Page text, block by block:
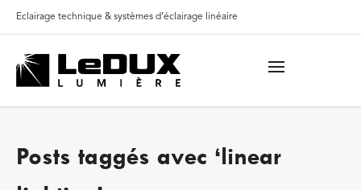
Eclairage technique & systèmes d’éclairage linéaire
Posts taggés avec ‘linear